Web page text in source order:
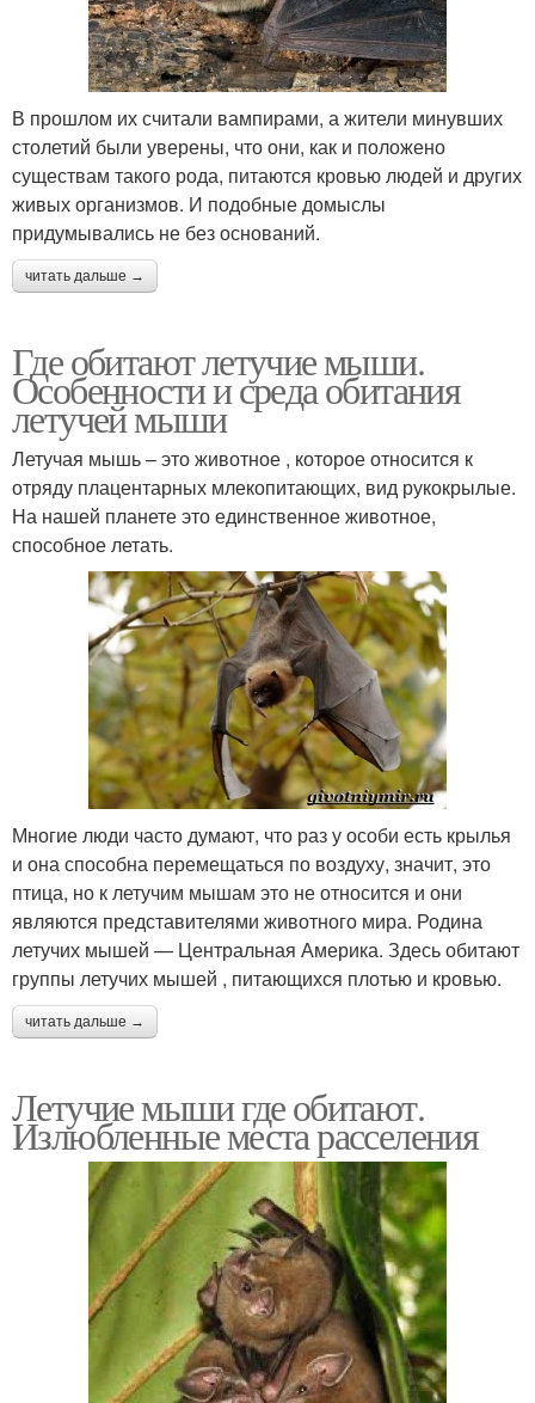
В прошлом их считали вампирами, а жители минувших
столетий были уверены, что они, как и положено
существам такого рода, питаются кровью людей и других
живых организмов. И подобные домыслы
придумывались не без оснований.
читать дальше →
Где обитают летучие мыши.
Особенности и среда обитания
летучей мыши
Летучая мышь – это животное , которое относится к
отряду плацентарных млекопитающих, вид рукокрылые.
На нашей планете это единственное животное,
способное летать.
Многие люди часто думают, что раз у особи есть крылья
и она способна перемещаться по воздуху, значит, это
птица, но к летучим мышам это не относится и они
являются представителями животного мира. Родина
летучих мышей — Центральная Америка. Здесь обитают
группы летучих мышей , питающихся плотью и кровью.
читать дальше →
Летучие мыши где обитают.
Излюбленные места расселения